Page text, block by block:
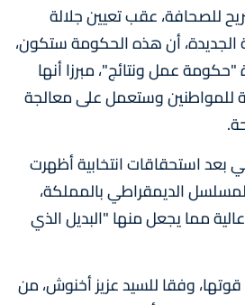
للصحافة، عقب تعيين جلالة
الجديدة، أن هذه الحكومة ستكون،
عمل ونتائج"، مبرزا أنها
للمواطنين وستعمل على معالجة
بعد استحقاقات انتخابية أظهرت
الديمقراطي بالمملكة،
مما يجعل منها "البديل الذي
وفقا للسيد عزيز أخنوش، من